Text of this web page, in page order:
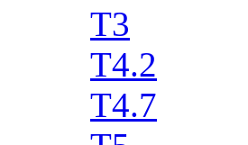
T3
T4.2
T4.7